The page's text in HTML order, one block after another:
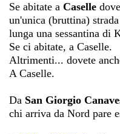
Se abitate a Caselle
un'unica (bruttina)
lunga una sessantina di
Se ci abitate, a Caselle.
Altrimenti... dovete
A Caselle.
Da San Giorgio
chi arriva da Nord pare